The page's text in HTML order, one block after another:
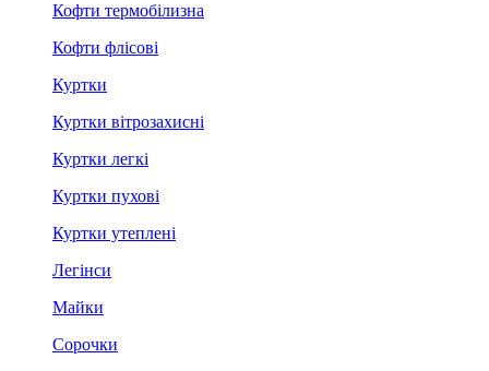
Кофти термобілизна
Кофти флісові
Куртки
Куртки вітрозахисні
Куртки легкі
Куртки пухові
Куртки утеплені
Легінси
Майки
Сорочки